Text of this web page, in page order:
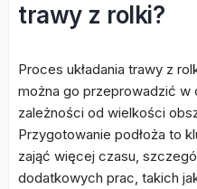
trawy z rolki?
Proces układania trawy z
można go przeprowadzić w
zależności od wielkości
Przygotowanie podłoża to
zająć więcej czasu,
dodatkowych prac, takich